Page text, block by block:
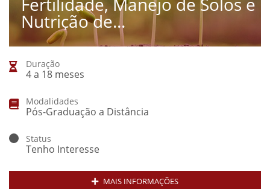
Nutrição de...
Duração
4 a 18 meses
Modalidades
Pós-Graduação a Distância
Status
Tenho Interesse
MAIS INFORMAÇÕES